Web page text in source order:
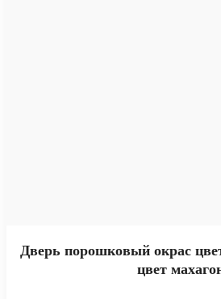
Дверь порошковый окрас
цвет